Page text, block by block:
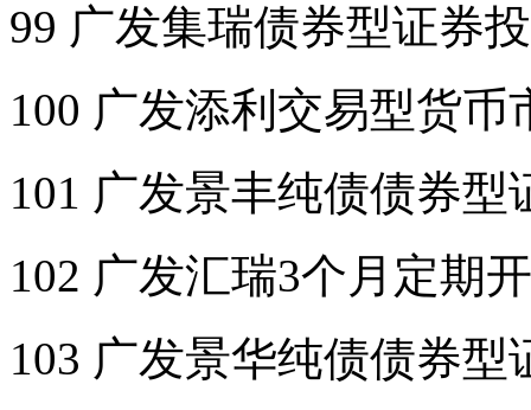
99 广发集瑞债券型证券
100 广发添利交易型货币
101 广发景丰纯债债券型
102 广发汇瑞3个月定期
103 广发景华纯债债券型